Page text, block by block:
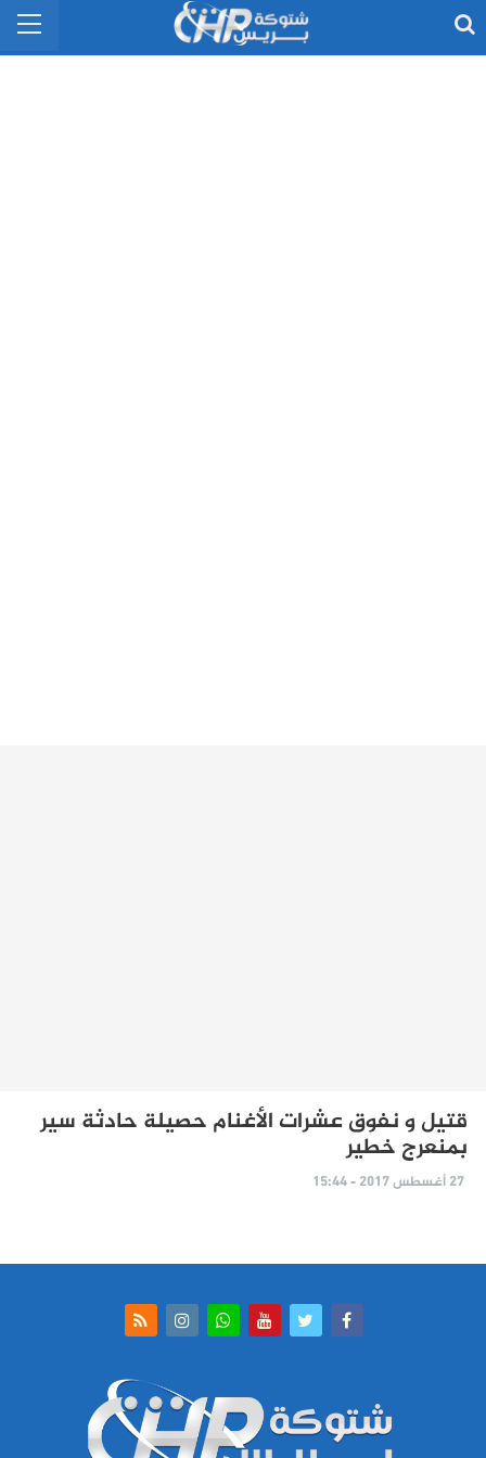
قتيل و نفوق عشرات الأغنام حصيلة حادثة سير
بمنعرج خطير
27 أغسطس 2017 - 15:44